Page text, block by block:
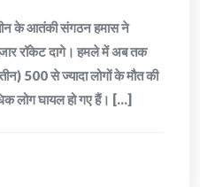
के आतंकी संगठन हमास ने
रॉकेट दागे। हमले में अब तक
500 से ज्यादा लोगों के मौत की
लोग घायल हो गए हैं। [...]